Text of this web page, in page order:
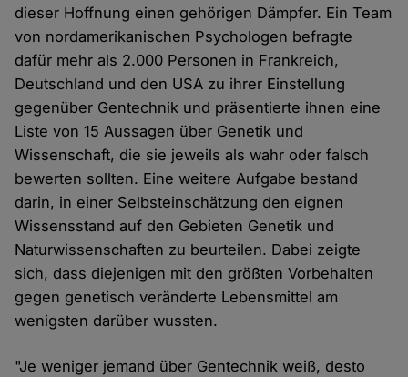
dieser Hoffnung einen gehörigen Dämpfer. Ein Team
von nordamerikanischen Psychologen befragte
dafür mehr als 2.000 Personen in Frankreich,
Deutschland und den USA zu ihrer Einstellung
gegenüber Gentechnik und präsentierte ihnen eine
Liste von 15 Aussagen über Genetik und
Wissenschaft, die sie jeweils als wahr oder falsch
bewerten sollten. Eine weitere Aufgabe bestand
darin, in einer Selbsteinschätzung den eignen
Wissensstand auf den Gebieten Genetik und
Naturwissenschaften zu beurteilen. Dabei zeigte
sich, dass diejenigen mit den größten Vorbehalten
gegen genetisch veränderte Lebensmittel am
wenigsten darüber wussten.
"Je weniger jemand über Gentechnik weiß, desto